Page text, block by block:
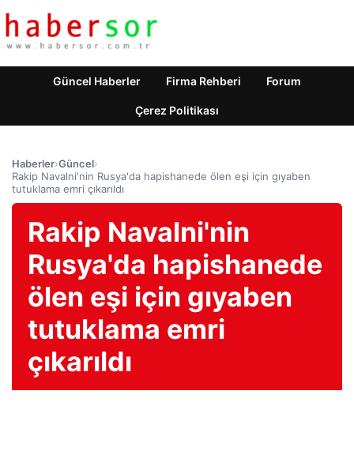
Güncel Haberler Firma Rehberi Forum
Çerez Politikası
Haberler›Güncel›
Rakip Navalni'nin Rusya'da hapishanede ölen eşi için gıyaben
tutuklama emri çıkarıldı
Rakip Navalni'nin
Rusya'da hapishanede
ölen eşi için gıyaben
tutuklama emri
çıkarıldı